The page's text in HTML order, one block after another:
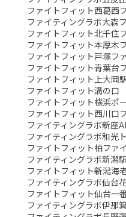
ファイトフィット西葛西
ファイティングラボ大森
ファイトフィット北千住
ファイトフィット本厚木
ファイトフィット戸塚フ
ファイトフィット青葉台
ファイトフィット上大岡
ファイトフィット溝の口
ファイトフィット横浜ポ
ファイトフィット西川口
ファイティングラボ新座
ファイティングラボ和光
ファイトフィット柏ファ
ファイティングラボ新潟
ファイトフィット新潟海
ファイティングラボ仙台
ファイトフィット仙台一
ファイティングラボ伊那